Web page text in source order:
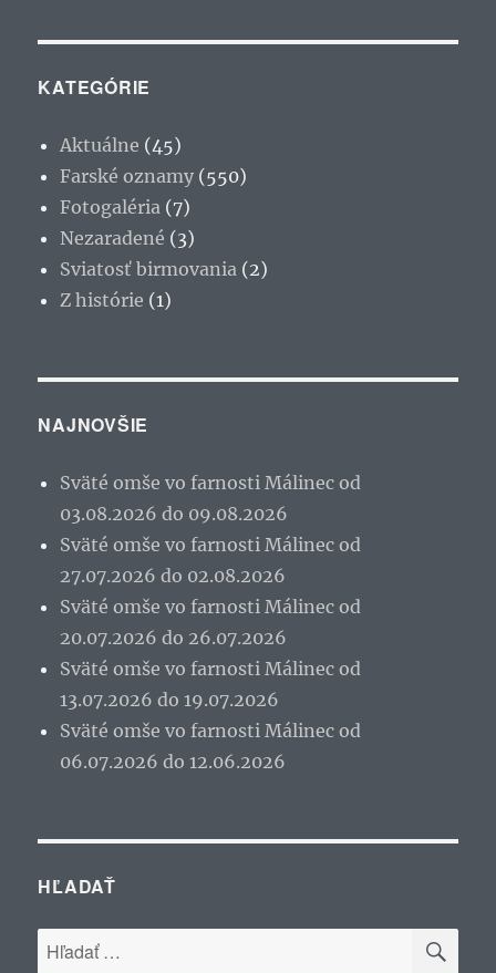
KATEGÓRIE
Aktuálne (45)
Farské oznamy (550)
Fotogaléria (7)
Nezaradené (3)
Sviatosť birmovania (2)
Z histórie (1)
NAJNOVŠIE
Sväté omše vo farnosti Málinec od
03.08.2026 do 09.08.2026
Sväté omše vo farnosti Málinec od
27.07.2026 do 02.08.2026
Sväté omše vo farnosti Málinec od
20.07.2026 do 26.07.2026
Sväté omše vo farnosti Málinec od
13.07.2026 do 19.07.2026
Sväté omše vo farnosti Málinec od
06.07.2026 do 12.06.2026
HĽADAŤ
Hľadať: